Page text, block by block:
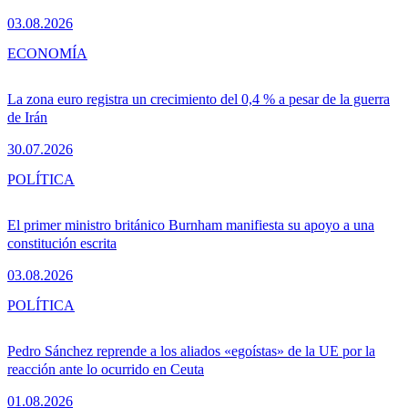
03.08.2026
La zona euro registra un crecimiento del 0,4 % a pesar de la guerra
de Irán
30.07.2026
ECONOMÍA
El primer ministro británico Burnham manifiesta su apoyo a una
constitución escrita
03.08.2026
POLÍTICA
Pedro Sánchez reprende a los aliados «egoístas» de la UE por la
reacción ante lo ocurrido en Ceuta
01.08.2026
POLÍTICA